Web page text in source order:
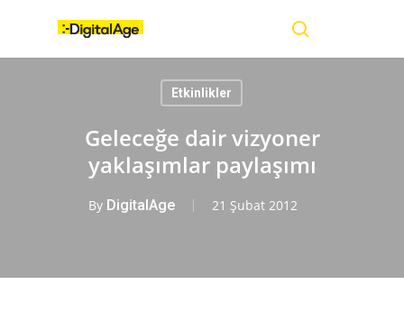
content
Etkinlikler
Geleceğe dair vizyoner
yaklaşımlar paylaşımı
By DigitalAge 21 Şubat 2012